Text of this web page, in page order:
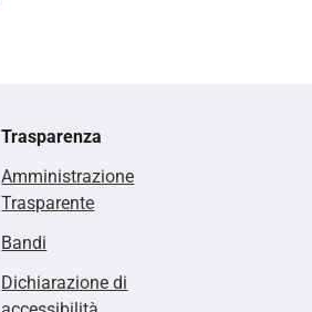
Trasparenza
Amministrazione
Trasparente
Bandi
Dichiarazione di